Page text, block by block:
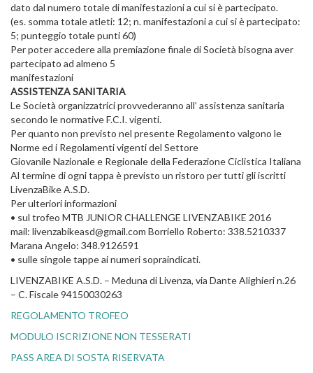
dato dal numero totale di manifestazioni a cui si è partecipato.
(es. somma totale atleti: 12; n. manifestazioni a cui si è partecipato:
5; punteggio totale punti 60)
Per poter accedere alla premiazione finale di Società bisogna aver
partecipato ad almeno 5
manifestazioni
ASSISTENZA SANITARIA
Le Società organizzatrici provvederanno all’ assistenza sanitaria
secondo le normative F.C.I. vigenti.
Per quanto non previsto nel presente Regolamento valgono le
Norme ed i Regolamenti vigenti del Settore
Giovanile Nazionale e Regionale della Federazione Ciclistica Italiana
Al termine di ogni tappa è previsto un ristoro per tutti gli iscritti
LivenzaBike A.S.D.
Per ulteriori informazioni
• sul trofeo MTB JUNIOR CHALLENGE LIVENZABIKE 2016
mail: livenzabikeasd@gmail.com Borriello Roberto: 338.5210337
Marana Angelo: 348.9126591
• sulle singole tappe ai numeri sopraindicati.
LIVENZABIKE A.S.D. – Meduna di Livenza, via Dante Alighieri n.26
– C. Fiscale 94150030263
REGOLAMENTO TROFEO
MODULO ISCRIZIONE NON TESSERATI
PASS AREA DI SOSTA RISERVATA